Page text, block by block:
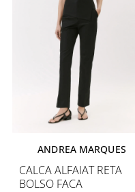
ANDREA MARQUES
CALCA ALFAIAT RETA
BOLSO FACA